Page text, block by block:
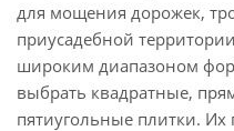
для мощения дорожек,
приусадебной
широким диапазоном
выбрать квадратные,
пятиугольные плитки.